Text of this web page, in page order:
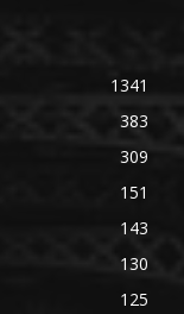
1341
383
309
151
143
130
125